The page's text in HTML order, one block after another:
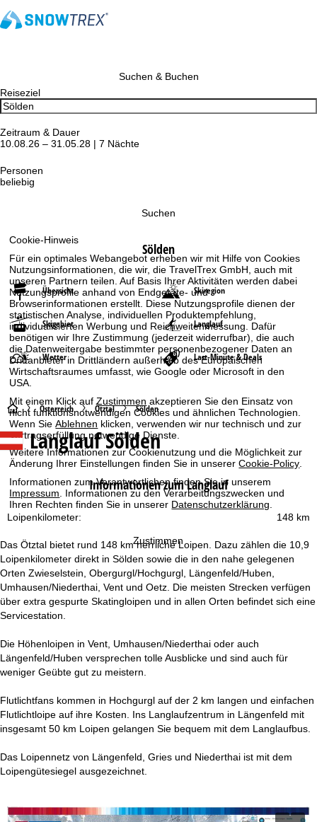
Cookie-Hinweis
Für ein optimales Webangebot erheben wir mit Hilfe von Cookies
Nutzungsinformationen, die wir, die TravelTrex GmbH, auch mit
unseren Partnern teilen. Auf Basis Ihrer Aktivitäten werden dabei
Nutzungsprofile anhand von Endgeräte- und
Browserinformationen erstellt. Diese Nutzungsprofile dienen der
statistischen Analyse, individuellen Produktempfehlung,
individualisierten Werbung und Reichweitenmessung. Dafür
benötigen wir Ihre Zustimmung (jederzeit widerrufbar), die auch
die Datenweitergabe bestimmter personenbezogener Daten an
Drittanbieter in Drittländern außerhalb des Europäischen
Wirtschaftsraumes umfasst, wie Google oder Microsoft in den
USA.
Mit einem Klick aufZustimmen akzeptieren Sie den Einsatz von
nicht funktionsnotwendigen Cookies und ähnlichen Technologien.
Wenn SieAblehnen klicken, verwenden wir nur technisch und zur
Vertragserfüllung notwendige Dienste.
Weitere Informationen zur Cookienutzung und die Möglichkeit zur
Änderung Ihrer Einstellungen finden Sie in unsererCookie-Policy.
Informationen zum Verantwortlichen finden Sie in unserem
Impressum. Informationen zu den Verarbeitungszwecken und
Ihren Rechten finden Sie in unserer Datenschutzerklärung.
Zustimmen
Suchen & Buchen
Reiseziel
Zeitraum & Dauer
10.08.26 – 31.05.28 | 7 Nächte
Personen
beliebig
Suchen
Sölden
Übersicht Skiregion
Skigebiet Langlauf
Wetter Last-Minute & Deals
S
t
a
r
t
i
t
e
Österreich Ötztal Sölden
Langlauf Sölden
Informationen zum Langlauf
148 km
Loipenkilometer:
Das Ötztal bietet rund 148 km herrliche Loipen. Dazu zählen die 10,9
Loipenkilometer direkt in Sölden sowie die in den nahe gelegenen
Orten Zwieselstein, Obergurgl/Hochgurgl, Längenfeld/Huben,
Umhausen/Niederthai, Vent und Oetz. Die meisten Strecken verfügen
über extra gespurte Skatingloipen und in allen Orten befindet sich eine
Servicestation.
Die Höhenloipen in Vent, Umhausen/Niederthai oder auch
Längenfeld/Huben versprechen tolle Ausblicke und sind auch für
weniger Geübte gut zu meistern.
Flutlichtfans kommen in Hochgurgl auf der 2 km langen und einfachen
Flutlichtloipe auf ihre Kosten. Ins Langlaufzentrum in Längenfeld mit
insgesamt 50 km Loipen gelangen Sie bequem mit dem Langlaufbus.
Das Loipennetz von Längenfeld, Gries und Niederthai ist mit dem
Loipengütesiegel ausgezeichnet.